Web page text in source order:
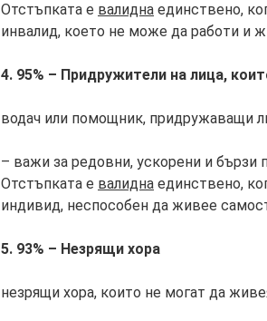
Отстъпката е валидна единствено,
инвалид, което не може да работи и
4. 95% – Придружители на лица,
водач или помощник, придружаващи
– важи за редовни, ускорени и бързи
Отстъпката e валидна единствено,
индивид, неспособен да живее
5. 93% – Незрящи хора
незрящи хора, които не могат да